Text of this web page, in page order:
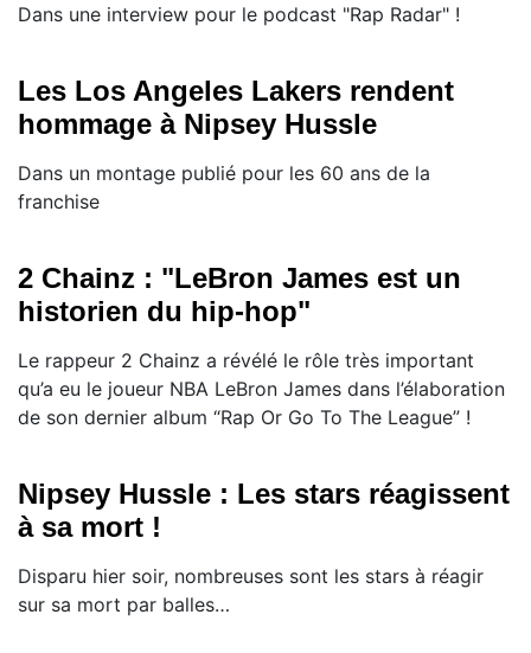
Dans une interview pour le podcast "Rap Radar" !
Les Los Angeles Lakers rendent
hommage à Nipsey Hussle
Dans un montage publié pour les 60 ans de la
franchise
2 Chainz : "LeBron James est un
historien du hip-hop"
Le rappeur 2 Chainz a révélé le rôle très important
qu’a eu le joueur NBA LeBron James dans l’élaboration
de son dernier album “Rap Or Go To The League” !
Nipsey Hussle : Les stars réagissent
à sa mort !
Disparu hier soir, nombreuses sont les stars à réagir
sur sa mort par balles… ​